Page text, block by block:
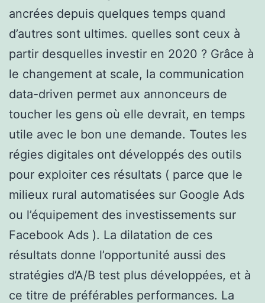
ancrées depuis quelques temps quand
d’autres sont ultimes. quelles sont ceux à
partir desquelles investir en 2020 ? Grâce à
le changement at scale, la communication
data-driven permet aux annonceurs de
toucher les gens où elle devrait, en temps
utile avec le bon une demande. Toutes les
régies digitales ont développés des outils
pour exploiter ces résultats ( parce que le
milieux rural automatisées sur Google Ads
ou l’équipement des investissements sur
Facebook Ads ). La dilatation de ces
résultats donne l’opportunité aussi des
stratégies d’A/B test plus développées, et à
ce titre de préférables performances. La